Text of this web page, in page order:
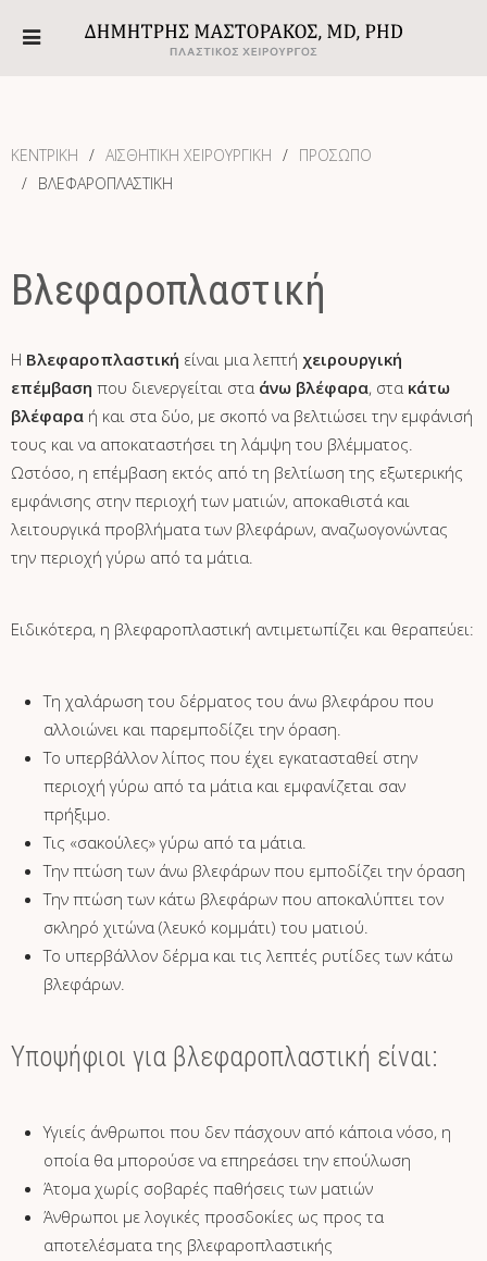
ΚΕΝΤΡΙΚΗ ΑΙΣΘΗΤΙΚΗ ΧΕΙΡΟΥΡΓΙΚΗ
ΠΡΌΣΩΠΟ
ΒΛΕΦΑΡΟΠΛΑΣΤΙΚΉ
Βλεφαροπλαστική
Η Βλεφαροπλαστική είναι μια λεπτή χειρουργική
επέμβαση που διενεργείται στα άνω βλέφαρα, στα κάτω
βλέφαρα ή και στα δύο, με σκοπό να βελτιώσει την εμφάνισή
τους και να αποκαταστήσει τη λάμψη του βλέμματος.
Ωστόσο, η επέμβαση εκτός από τη βελτίωση της εξωτερικής
εμφάνισης στην περιοχή των ματιών, αποκαθιστά και
λειτουργικά προβλήματα των βλεφάρων, αναζωογονώντας
την περιοχή γύρω από τα μάτια.
Ειδικότερα, η βλεφαροπλαστική αντιμετωπίζει και θεραπεύει:
Τη χαλάρωση του δέρματος του άνω βλεφάρου που
αλλοιώνει και παρεμποδίζει την όραση.
Το υπερβάλλον λίπος που έχει εγκατασταθεί στην
περιοχή γύρω από τα μάτια και εμφανίζεται σαν
πρήξιμο.
Τις «σακούλες» γύρω από τα μάτια.
Την πτώση των άνω βλεφάρων που εμποδίζει την όραση
Την πτώση των κάτω βλεφάρων που αποκαλύπτει τον
σκληρό χιτώνα (λευκό κομμάτι) του ματιού.
Το υπερβάλλον δέρμα και τις λεπτές ρυτίδες των κάτω
βλεφάρων.
Υποψήφιοι για βλεφαροπλαστική είναι:
Υγιείς άνθρωποι που δεν πάσχουν από κάποια νόσο, η
οποία θα μπορούσε να επηρεάσει την επούλωση
Άτομα χωρίς σοβαρές παθήσεις των ματιών
Άνθρωποι με λογικές προσδοκίες ως προς τα
αποτελέσματα της βλεφαροπλαστικής